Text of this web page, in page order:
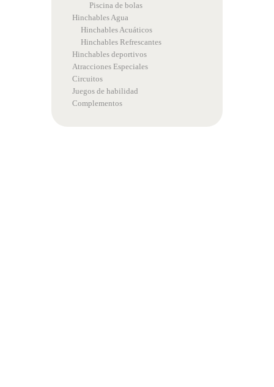
Piscina de bolas
Hinchables Agua
Hinchables Acuáticos
Hinchables Refrescantes
Hinchables deportivos
Atracciones Especiales
Circuitos
Juegos de habilidad
Complementos